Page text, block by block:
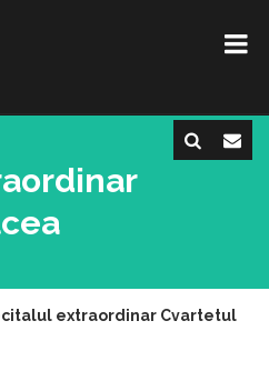
extraordinar Cvartetul